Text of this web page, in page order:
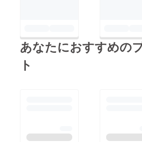
あなたにおすすめの
ト